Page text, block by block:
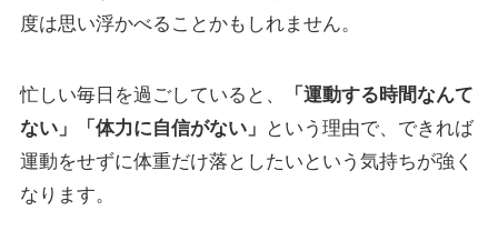
度は思い浮かべることかもしれません。
忙しい毎日を過ごしていると、
「運動する時間なんて
ない」「体力に自信がない」
という理由で、できれば
運動をせずに体重だけ落としたいという気持ちが強く
なります。